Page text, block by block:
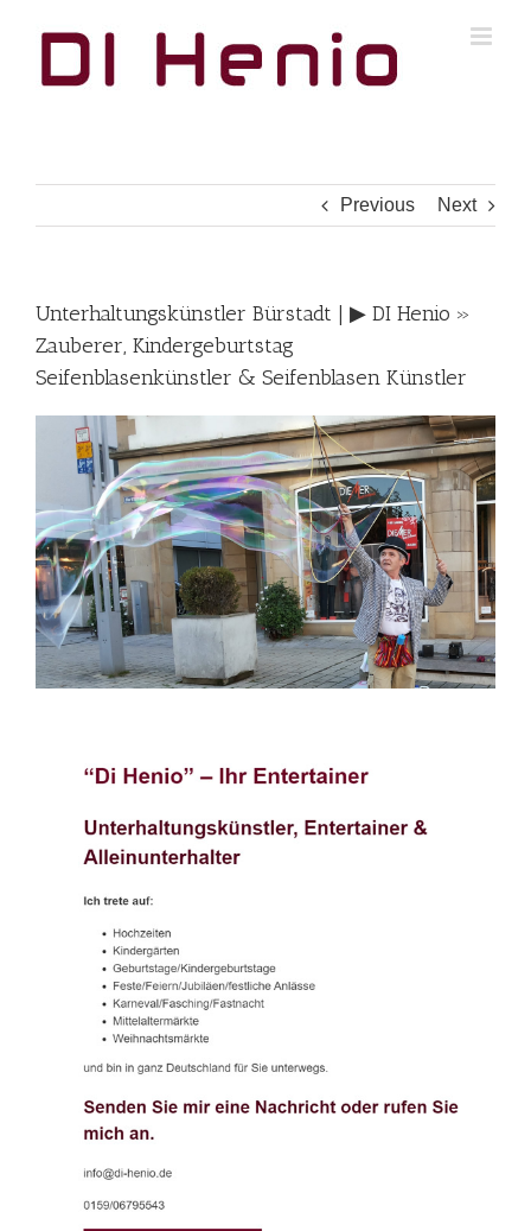
Previous Next
Unterhaltungskünstler Bürstadt | ▶︎ DI Henio »
Zauberer, Kindergeburtstag
Seifenblasenkünstler & Seifenblasen Künstler